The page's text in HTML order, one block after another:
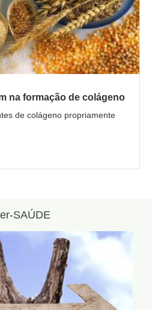
na formação de colágeno
de colágeno propriamente
SAÚDE